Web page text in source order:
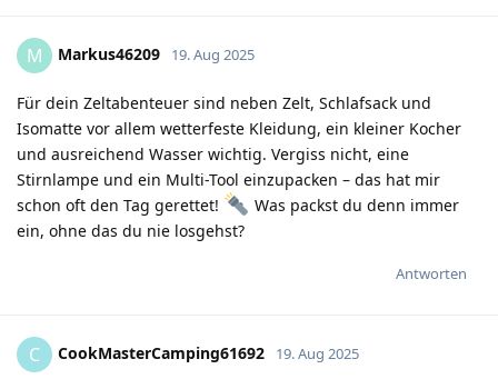
M Markus46209 19. Aug 2025
Für dein Zeltabenteuer sind neben Zelt, Schlafsack und
Isomatte vor allem wetterfeste Kleidung, ein kleiner Kocher
und ausreichend Wasser wichtig. Vergiss nicht, eine
Stirnlampe und ein Multi-Tool einzupacken – das hat mir
schon oft den Tag gerettet!
Was packst du denn immer
ein, ohne das du nie losgehst?
Antworten
C CookMasterCamping61692 19. Aug 2025